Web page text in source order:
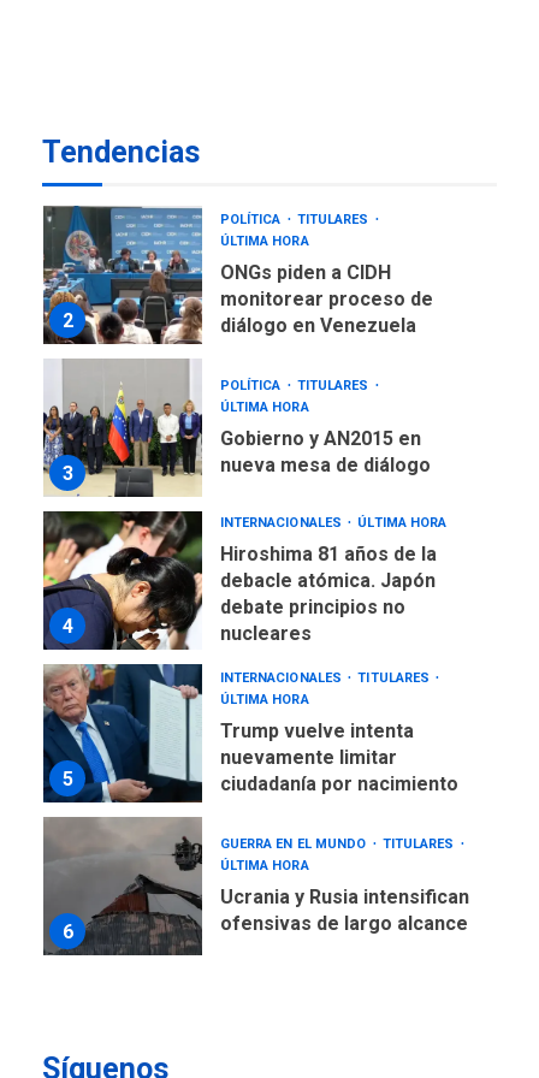
Tendencias
1
2
POLÍTICA
TITULARES
ÚLTIMA HORA
ONGs piden a CIDH
monitorear proceso de
diálogo en Venezuela
3
POLÍTICA
TITULARES
ÚLTIMA HORA
Gobierno y AN2015 en
nueva mesa de diálogo
4
INTERNACIONALES ÚLTIMA HORA
Hiroshima 81 años de la
debacle atómica. Japón
debate principios no
nucleares
5
INTERNACIONALES
TITULARES
ÚLTIMA HORA
Trump vuelve intenta
nuevamente limitar
ciudadanía por nacimiento
6
GUERRA EN EL MUNDO
TITULARES
ÚLTIMA HORA
Ucrania y Rusia intensifican
ofensivas de largo alcance
Síguenos